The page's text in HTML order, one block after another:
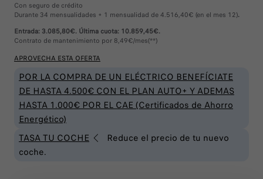
Con seguro de crédito
Durante 34 mensualidades + 1 mensualidad de 4.516,40€ (en el mes 12).
Entrada: 3.085,80€. Última cuota: 10.859,45€.
Contrato de mantenimiento por 8,49€/mes(**)
APROVECHA ESTA OFERTA
POR LA COMPRA DE UN ELÉCTRICO BENEFÍCIATE
DE HASTA 4.500€ CON EL PLAN AUTO+ Y ADEMAS
HASTA 1.000€ POR EL CAE (Certificados de Ahorro
Energético)
TASA TU COCHE
Reduce el precio de tu nuevo
coche.